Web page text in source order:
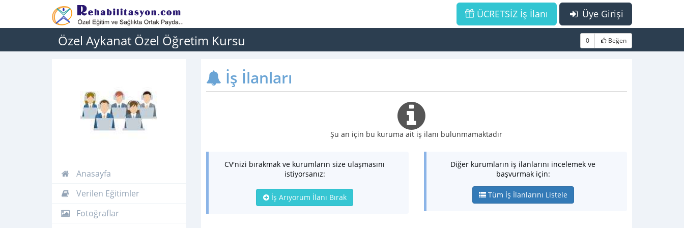
Üye Girişi
ÜCRETSİZ İş İlanı
Özel Aykanat Özel Öğretim Kursu 0 Beğen
Anasayfa
Verilen Eğitimler
Fotoğraflar
İş İlanları
Şu an için bu kuruma ait iş ilanı bulunmamaktadır
CV'nizi bırakmak ve kurumların size ulaşmasını
istiyorsanız:
İş Arıyorum İlanı Bırak
Diğer kurumların iş ilanlarını incelemek ve
başvurmak için:
Tüm İş İlanlarını Listele